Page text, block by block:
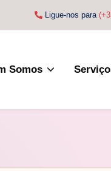
Ligue-nos para
Somos